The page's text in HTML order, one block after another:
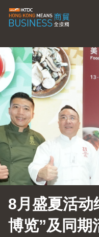
8月盛夏活动
博览”及同期